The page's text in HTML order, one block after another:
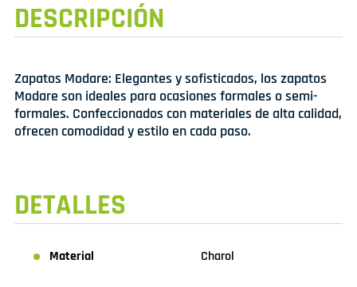
DESCRIPCIÓN
Zapatos Modare: Elegantes y sofisticados, los zapatos
Modare son ideales para ocasiones formales o semi-
formales. Confeccionados con materiales de alta calidad,
ofrecen comodidad y estilo en cada paso.
DETALLES
Material Charol